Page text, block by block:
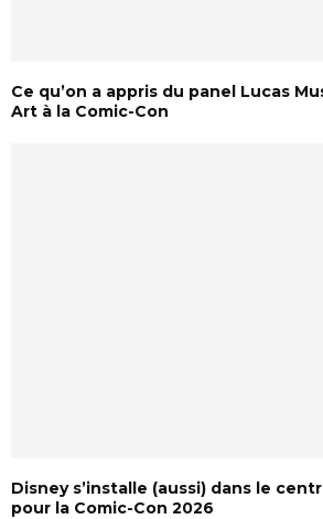
Ce qu’on a appris du panel Lucas
Art à la Comic-Con
Disney s’installe (aussi) dans le
pour la Comic-Con 2026